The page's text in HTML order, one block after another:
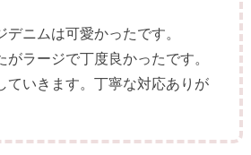
デニムは可愛かったです。
ラージで丁度良かったです。
ていきます。丁寧な対応ありが